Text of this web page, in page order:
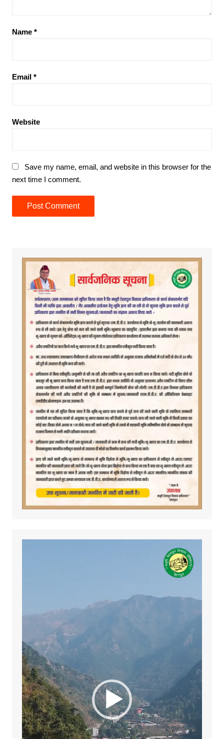
Name *
Email *
Website
Save my name, email, and website in this browser for the
next time I comment.